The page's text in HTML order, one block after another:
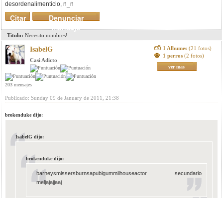
desordenalimenticio, n_n
Denunciar
mensaje
Citar
Titulo: Necesito nombres!
IsabelG
Casi Adicto
203 mensajes
1 Albumes (21 fotos)
1 perros (2 fotos)
ver mas
Publicado: Sunday 09 de January de 2011, 21:38
brokenduke dijo:
IsabelG dijo:
brokenduke dijo:
barneysmissersburnsapubigummilhouseactor secundario
meljajajjaaj